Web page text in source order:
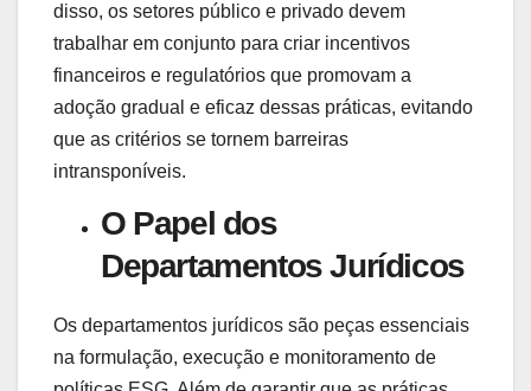
disso, os setores público e privado devem
trabalhar em conjunto para criar incentivos
financeiros e regulatórios que promovam a
adoção gradual e eficaz dessas práticas, evitando
que as critérios se tornem barreiras
intransponíveis.
O Papel dos
Departamentos Jurídicos
Os departamentos jurídicos são peças essenciais
na formulação, execução e monitoramento de